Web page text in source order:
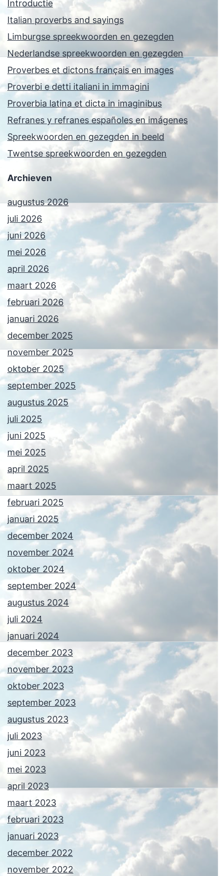
Introductie
Italian proverbs and sayings
Limburgse spreekwoorden en gezegden
Nederlandse spreekwoorden en gezegden
Proverbes et dictons français en images
Proverbi e detti italiani in immagini
Proverbia latina et dicta in imaginibus
Refranes y refranes españoles en imágenes
Spreekwoorden en gezegden in beeld
Twentse spreekwoorden en gezegden
Archieven
augustus 2026
juli 2026
juni 2026
mei 2026
april 2026
maart 2026
februari 2026
januari 2026
december 2025
november 2025
oktober 2025
september 2025
augustus 2025
juli 2025
juni 2025
mei 2025
april 2025
maart 2025
februari 2025
januari 2025
december 2024
november 2024
oktober 2024
september 2024
augustus 2024
juli 2024
januari 2024
december 2023
november 2023
oktober 2023
september 2023
augustus 2023
juli 2023
juni 2023
mei 2023
april 2023
maart 2023
februari 2023
januari 2023
december 2022
november 2022